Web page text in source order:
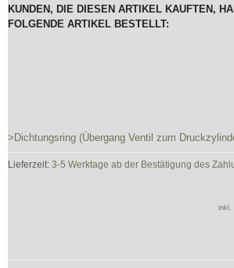
KUNDEN, DIE DIESEN ARTIKEL KAUFTEN,
FOLGENDE ARTIKEL BESTELLT:
>Dichtungsring (Übergang Ventil zum
Lieferzeit: 3-5 Werktage ab der Bestätigung des
inkl.